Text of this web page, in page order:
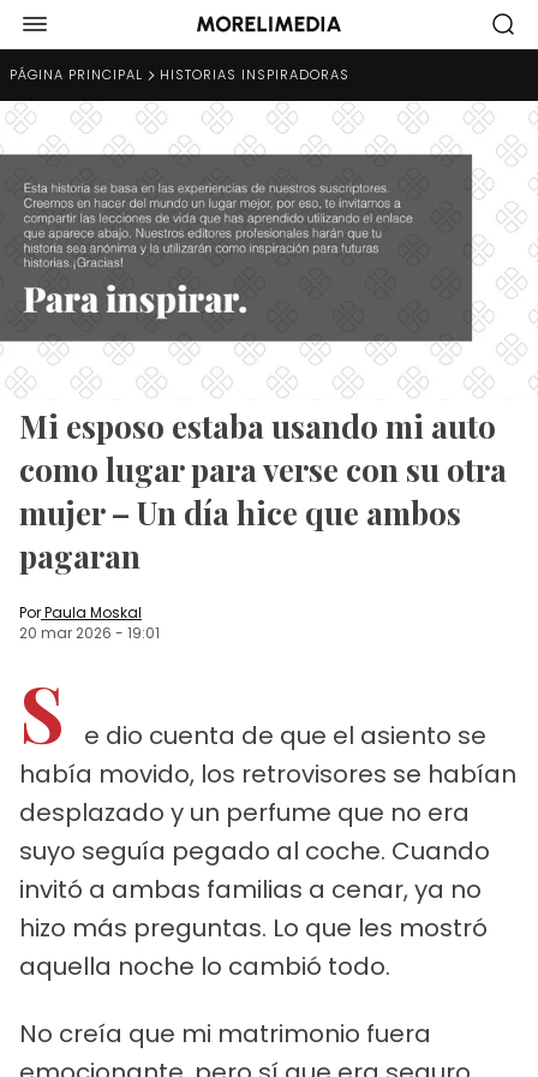
PÁGINA PRINCIPAL HISTORIAS INSPIRADORAS
Mi esposo estaba usando mi auto
como lugar para verse con su otra
mujer – Un día hice que ambos
pagaran
PorPaula Moskal
20 mar 2026 - 19:01
S
e dio cuenta de que el asiento se
había movido, los retrovisores se habían
desplazado y un perfume que no era
suyo seguía pegado al coche. Cuando
invitó a ambas familias a cenar, ya no
hizo más preguntas. Lo que les mostró
aquella noche lo cambió todo.
No creía que mi matrimonio fuera